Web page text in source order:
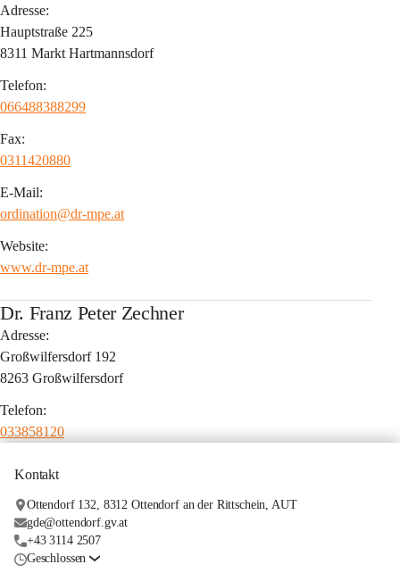
Adresse:
Hauptstraße 225
8311 Markt Hartmannsdorf
Telefon:
066488388299
Fax:
0311420880
E-Mail:
ordination@dr-mpe.at
Website:
www.dr-mpe.at
Dr. Franz Peter Zechner
Adresse:
Großwilfersdorf 192
8263 Großwilfersdorf
Telefon:
033858120
Kontakt
Ottendorf 132, 8312 Ottendorf an der Rittschein, AUT
gde@ottendorf.gv.at
+43 3114 2507
Geschlossen